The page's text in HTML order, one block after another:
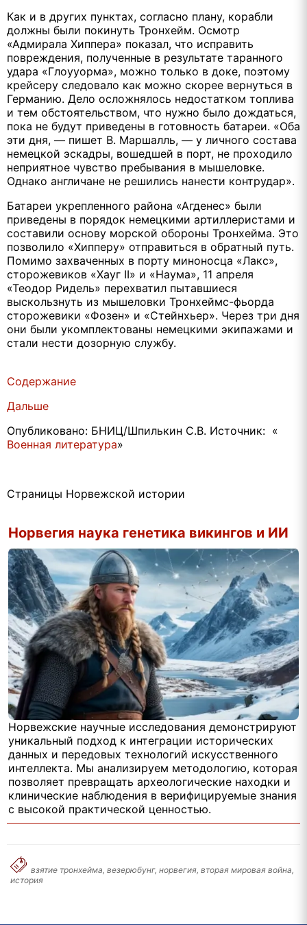
Как и в других пунктах, согласно плану, корабли
должны были покинуть Тронхейм. Осмотр
«Адмирала Хиппера» показал, что исправить
повреждения, полученные в результате таранного
удара «Глоууорма», можно только в доке, поэтому
крейсеру следовало как можно скорее вернуться в
Германию. Дело осложнялось недостатком топлива
и тем обстоятельством, что нужно было дождаться,
пока не будут приведены в готовность батареи. «Оба
эти дня, — пишет В. Маршалль, — у личного состава
немецкой эскадры, вошедшей в порт, не проходило
неприятное чувство пребывания в мышеловке.
Однако англичане не решились нанести контрудар».
Батареи укрепленного района «Агденес» были
приведены в порядок немецкими артиллеристами и
составили основу морской обороны Тронхейма. Это
позволило «Хипперу» отправиться в обратный путь.
Помимо захваченных в порту миноносца «Лакс»,
сторожевиков «Хауг II» и «Наума», 11 апреля
«Теодор Ридель» перехватил пытавшиеся
выскользнуть из мышеловки Тронхеймс-фьорда
сторожевики «Фозен» и «Стейнхьер». Через три дня
они были укомплектованы немецкими экипажами и
стали нести дозорную службу.
Содержание
Дальше
Опубликовано: БНИЦ/Шпилькин С.В. Источник: «
Военная литература»
Страницы Норвежской истории
Норвегия наука генетика викингов и ИИ
Норвежские научные исследования демонстрируют
уникальный подход к интеграции исторических
данных и передовых технологий искусственного
интеллекта. Мы анализируем методологию, которая
позволяет превращать археологические находки и
клинические наблюдения в верифицируемые знания
с высокой практической ценностью.
взятие тронхейма, везерюбунг, норвегия, вторая мировая война,
история